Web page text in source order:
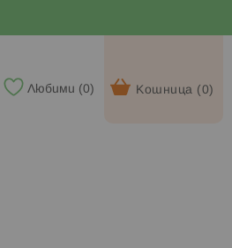
Кошница (0)
Любими (0)